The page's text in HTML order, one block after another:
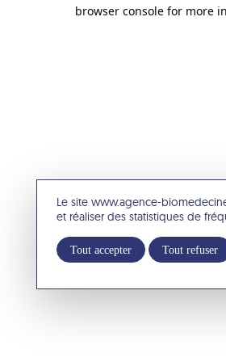
Le site www.agence-
et réaliser des statistiques de
Tout accepter Tout refuser
browser console for more